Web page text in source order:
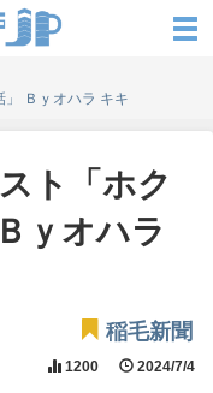
Ｂｙオハラ キキ
ト「ホク
ｙオハラ
稲毛新聞
1200 2024/7/4